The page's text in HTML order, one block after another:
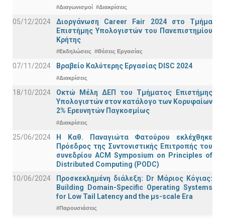
#Διαγωνισμοί #Διακρίσεις
05/12/2024
Διοργάνωση Career Fair 2024 στο Τμήμα
Επιστήμης Υπολογιστών του Πανεπιστημίου
Κρήτης
#Εκδηλώσεις #Θέσεις Εργασίας
07/11/2024 Βραβείο Καλύτερης Εργασίας DISC 2024
#Διακρίσεις
18/10/2024
Οκτώ Μέλη ΔΕΠ του Τμήματος Επιστήμης
Υπολογιστών στον κατάλογο των Κορυφαίων
2% Ερευνητών Παγκοσμίως
#Διακρίσεις
25/06/2024
Η Καθ. Παναγιώτα Φατούρου εκλέχθηκε
Πρόεδρος της Συντονιστικής Επιτροπής του
συνεδρίου ACM Symposium on Principles of
Distributed Computing (PODC)
10/06/2024
Προσκεκλημένη διάλεξη: Dr Μάριος Κόγιας:
Building Domain-Specific Operating Systems
for Low Tail Latency and the μs-scale Era
#Παρουσιάσεις